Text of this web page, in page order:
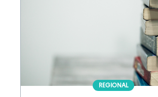
REGIONAL